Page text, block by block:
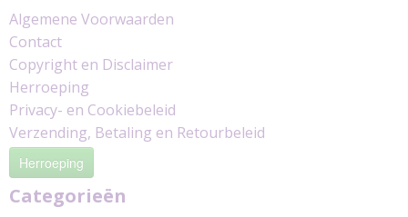
Algemene Voorwaarden
Contact
Copyright en Disclaimer
Herroeping
Privacy- en Cookiebeleid
Verzending, Betaling en Retourbeleid
Herroeping
Categorieën